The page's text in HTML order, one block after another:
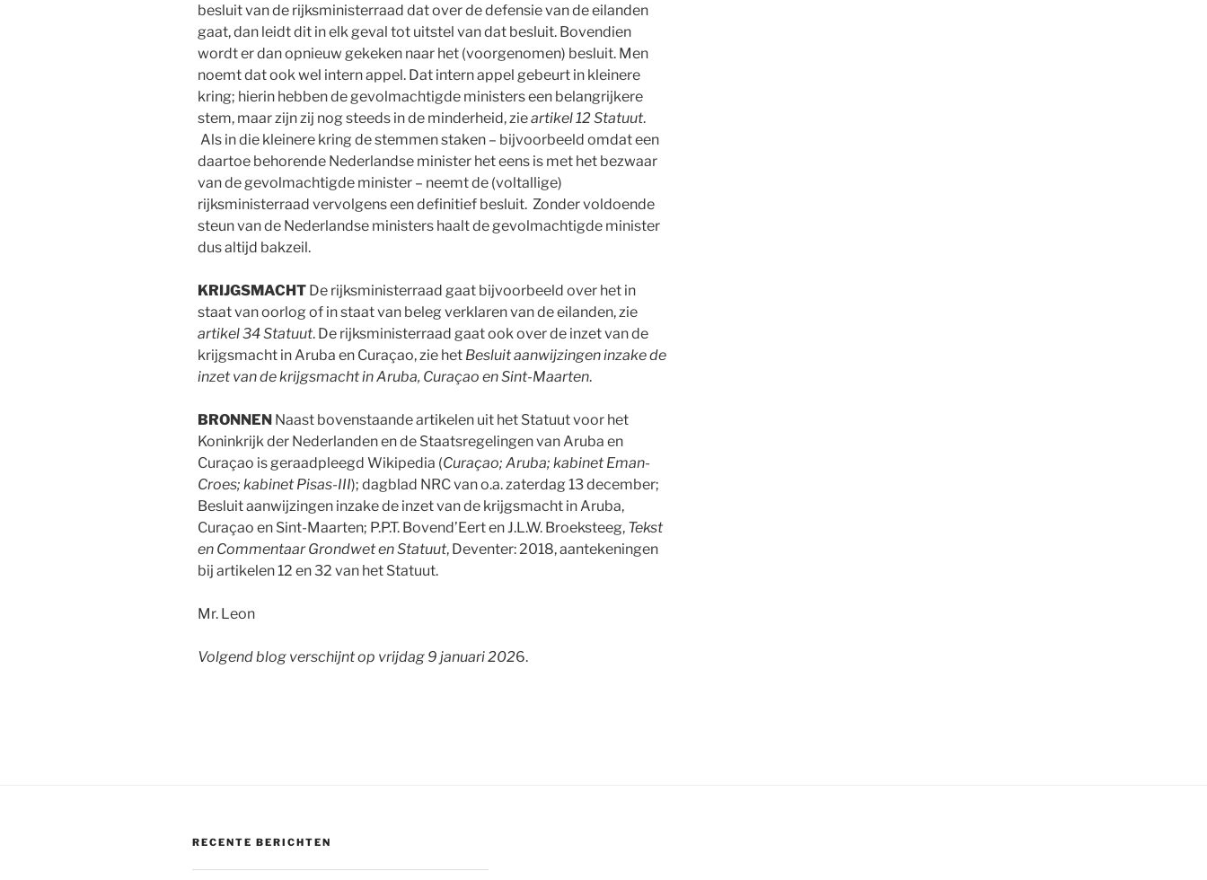
besluit van de rijksministerraad dat over de defensie van de eilanden
gaat, dan leidt dit in elk geval tot uitstel van dat besluit. Bovendien
wordt er dan opnieuw gekeken naar het (voorgenomen) besluit. Men
noemt dat ook wel intern appel. Dat intern appel gebeurt in kleinere
kring; hierin hebben de gevolmachtigde ministers een belangrijkere
stem, maar zijn zij nog steeds in de minderheid, zieartikel 12 Statuut.
Als in die kleinere kring de stemmen staken – bijvoorbeeld omdat een
daartoe behorende Nederlandse minister het eens is met het bezwaar
van de gevolmachtigde minister – neemt de (voltallige)
rijksministerraad vervolgens een definitief besluit. Zonder voldoende
steun van de Nederlandse ministers haalt de gevolmachtigde minister
dus altijd bakzeil.
KRIJGSMACHT De rijksministerraad gaat bijvoorbeeld over het in
staat van oorlog of in staat van beleg verklaren van de eilanden, zie
artikel 34 Statuut. De rijksministerraad gaat ook over de inzet van de
krijgsmacht in Aruba en Curaçao, zie het Besluit aanwijzingen inzake de
inzet van de krijgsmacht in Aruba, Curaçao en Sint-Maarten.
BRONNEN Naast bovenstaande artikelen uit het Statuut voor het
Koninkrijk der Nederlanden en de Staatsregelingen van Aruba en
Curaçao is geraadpleegd Wikipedia (Curaçao; Aruba; kabinet Eman-
Croes; kabinet Pisas-III); dagblad NRC van o.a. zaterdag 13 december;
Besluit aanwijzingen inzake de inzet van de krijgsmacht in Aruba,
Curaçao en Sint-Maarten; P.P.T. Bovend’Eert en J.L.W. Broeksteeg, Tekst
en Commentaar Grondwet en Statuut, Deventer: 2018, aantekeningen
bij artikelen 12 en 32 van het Statuut.
Mr. Leon
Volgend blog verschijnt op vrijdag 9 januari 2026.
RECENTE BERICHTEN